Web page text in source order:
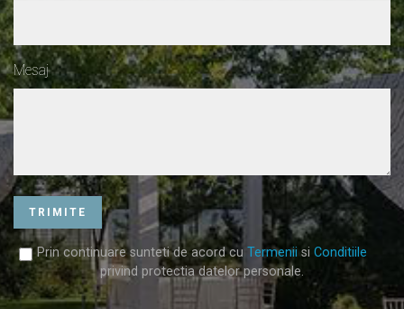
Mesaj
TRIMITE
Prin continuare sunteti de acord cu Termenii si Conditiile
privind protectia datelor personale.